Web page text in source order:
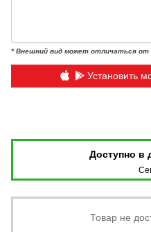
* Внешний вид может отличаться
Установить
Доступно в
Товар не